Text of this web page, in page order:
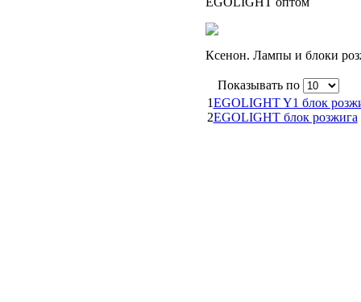
Ксенон. Лампы и блоки
Показывать по
1EGOLIGHT Y1 блок
2EGOLIGHT блок розжига